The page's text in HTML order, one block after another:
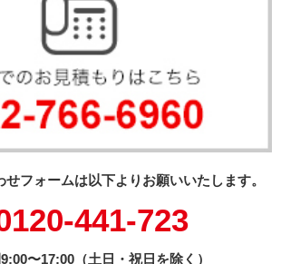
フォームは以下よりお願いいたします。
441-723
〜17:00（土日・祝日を除く）